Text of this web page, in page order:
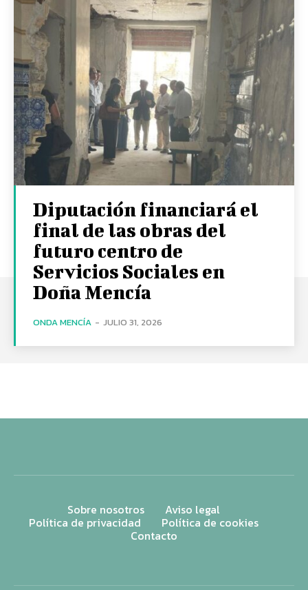
Diputación financiará el
final de las obras del
futuro centro de
Servicios Sociales en
Doña Mencía
ONDA MENCÍA - JULIO 31, 2026
Sobre nosotros Aviso legal
Política de privacidad Política de cookies
Contacto